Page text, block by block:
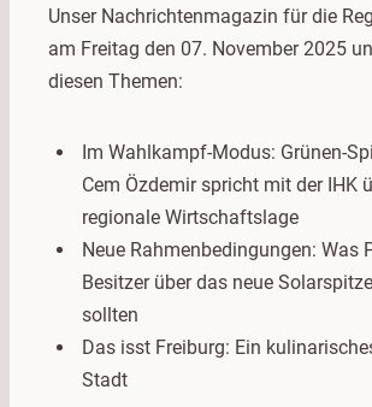
Unser Nachrichtenmagazin für die
am Freitag den 07. November 2025
diesen Themen:
Im Wahlkampf-Modus: Grünen-
Cem Özdemir spricht mit der IHK
regionale Wirtschaftslage
Neue Rahmenbedingungen: Was
Besitzer über das neue
sollten
Das isst Freiburg: Ein
Stadt